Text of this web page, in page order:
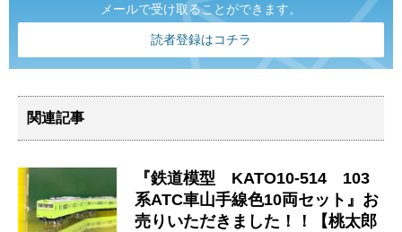
メールで受け取ることができます。
読者登録はコチラ
関連記事
『鉄道模型 KATO10-514 103
系ATC車山手線色10両セット』お
売りいただきました！！【桃太郎